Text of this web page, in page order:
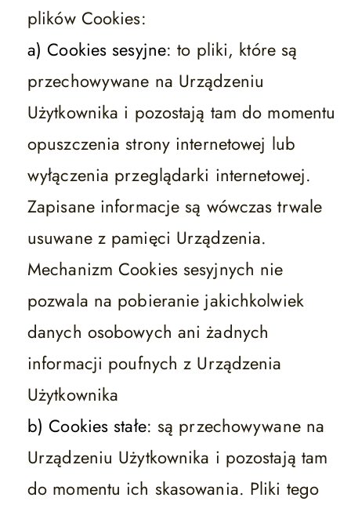
plików Cookies:
a) Cookies sesyjne: to pliki, które są
przechowywane na Urządzeniu
Użytkownika i pozostają tam do momentu
opuszczenia strony internetowej lub
wyłączenia przeglądarki internetowej.
Zapisane informacje są wówczas trwale
usuwane z pamięci Urządzenia.
Mechanizm Cookies sesyjnych nie
pozwala na pobieranie jakichkolwiek
danych osobowych ani żadnych
informacji poufnych z Urządzenia
Użytkownika
b) Cookies stałe: są przechowywane na
Urządzeniu Użytkownika i pozostają tam
do momentu ich skasowania. Pliki tego